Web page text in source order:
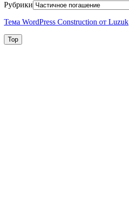
Рубрики
Тема WordPress Construction от Luzuk
Top